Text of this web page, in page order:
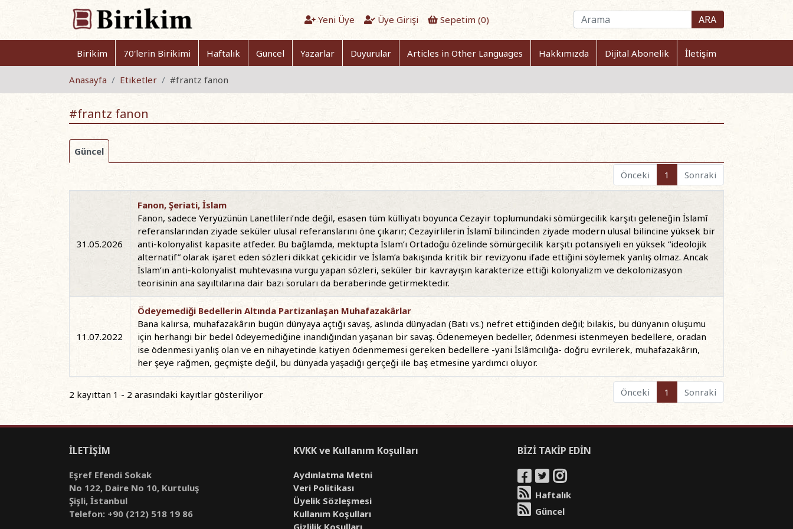
Yeni Üye Üye Girişi Sepetim (0) ARA
Birikim 70'lerin Birikimi Haftalık Güncel Yazarlar Duyurular Articles in Other Languages Hakkımızda Dijital Abonelik İletişim
Anasayfa Etiketler #frantz fanon
#frantz fanon
Güncel
Önceki
1 Sonraki
31.05.2026
Fanon, Şeriati, İslam
Fanon, sadece Yeryüzünün Lanetlileri’nde değil, esasen tüm külliyatı boyunca Cezayir toplumundaki sömürgecilik karşıtı geleneğin İslamî
referanslarından ziyade seküler ulusal referanslarını öne çıkarır; Cezayirlilerin İslamî bilincinden ziyade modern ulusal bilincine yüksek bir
anti-kolonyalist kapasite atfeder. Bu bağlamda, mektupta İslam’ı Ortadoğu özelinde sömürgecilik karşıtı potansiyeli en yüksek “ideolojik
alternatif” olarak işaret eden sözleri dikkat çekicidir ve İslam’a bakışında kritik bir revizyonu ifade ettiğini söylemek yanlış olmaz. Ancak
İslam’ın anti-kolonyalist muhtevasına vurgu yapan sözleri, seküler bir kavrayışın karakterize ettiği kolonyalizm ve dekolonizasyon
teorisinin ana sayıltılarına dair bazı soruları da beraberinde getirmektedir.
11.07.2022
Ödeyemediği Bedellerin Altında Partizanlaşan Muhafazakârlar
Bana kalırsa, muhafazakârın bugün dünyaya açtığı savaş, aslında dünyadan (Batı vs.) nefret ettiğinden değil; bilakis, bu dünyanın oluşumu
için herhangi bir bedel ödeyemediğine inandığından yaşanan bir savaş. Ödenemeyen bedeller, ödenmesi istenmeyen bedellere, oradan
ise ödenmesi yanlış olan ve en nihayetinde katiyen ödenmemesi gereken bedellere -yani İslâmcılığa- doğru evrilerek, muhafazakârın,
her şeye rağmen, geçmişte değil, bu dünyada yaşadığı gerçeği ile baş etmesine yardımcı oluyor.
2 kayıttan 1 - 2 arasındaki kayıtlar gösteriliyor Önceki 1 Sonraki
İLETİŞİM
Eşref Efendi Sokak
No 122, Daire No 10, Kurtuluş
Şişli, İstanbul
Telefon: +90 (212) 518 19 86
KVKK ve Kullanım Koşulları
Aydınlatma Metni
Veri Politikası
Üyelik Sözleşmesi
Kullanım Koşulları
Gizlilik Koşulları
BİZİ TAKİP EDİN
Haftalık
Güncel